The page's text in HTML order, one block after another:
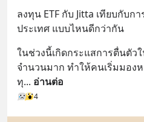
ลงทุน ETF กับ Jitta เทียบกับก
ประเทศ แบบไหนดีกว่ากัน
ในช่วงนี้เกิดกระแสการตื่นตัว
จำนวนมาก ทำให้คนเริ่มมอง
ทุ... อ่านต่อ
4